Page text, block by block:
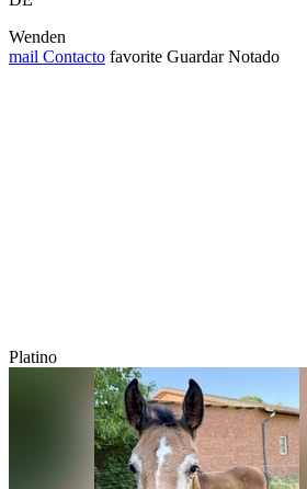
Wenden
mail Contacto favorite Guardar Notado
Platino